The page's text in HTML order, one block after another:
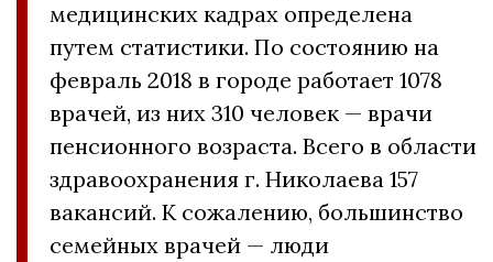
медицинских кадрах определена
путем статистики. По состоянию на
февраль 2018 в городе работает 1078
врачей, из них 310 человек — врачи
пенсионного возраста. Всего в области
здравоохранения г. Николаева 157
вакансий. К сожалению, большинство
семейных врачей — люди